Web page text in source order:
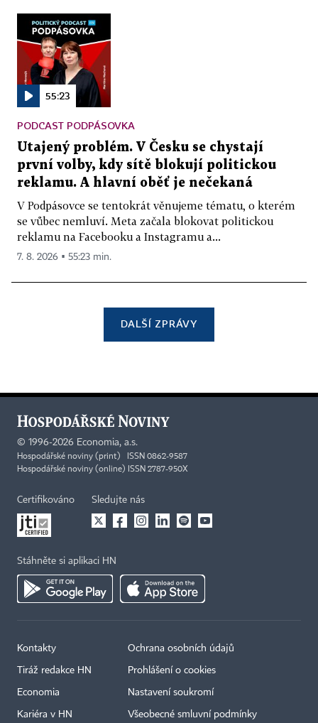
55:23
PODCAST PODPÁSOVKA
Utajený problém. V Česku se chystají
první volby, kdy sítě blokují politickou
reklamu. A hlavní oběť je nečekaná
V Podpásovce se tentokrát věnujeme tématu, o kterém
se vůbec nemluví. Meta začala blokovat politickou
reklamu na Facebooku a Instagramu a...
7. 8. 2026 ▪ 55:23 min.
DALŠÍ ZPRÁVY
© 1996-2026 Economia, a.s.
Hospodářské noviny (print) ISSN 0862-9587
Hospodářské noviny (online) ISSN 2787-950X
Certifikováno Sledujte nás
Stáhněte si aplikaci HN
Kontakty
Tiráž redakce HN
Economia
Kariéra v HN
Ochrana osobních údajů
Prohlášení o cookies
Nastavení soukromí
Všeobecné smluvní podmínky